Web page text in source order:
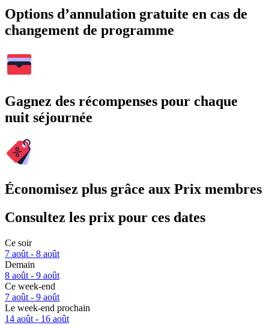
Options d’annulation gratuite en cas de
changement de programme
Gagnez des récompenses pour chaque
nuit séjournée
Économisez plus grâce aux Prix membres
Consultez les prix pour ces dates
Ce soir
7 août - 8 août
Demain
8 août - 9 août
Ce week-end
7 août - 9 août
Le week-end prochain
14 août - 16 août